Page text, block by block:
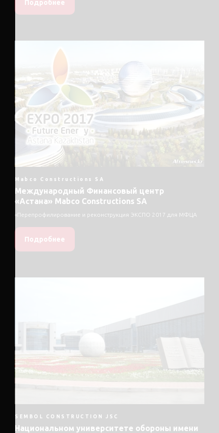
Подробнее
Mabco Constructions SA
Международный Финансовый центр
«Астана» Mabco Constructions SA
«Перепрофилирование и реконструкция ЭКСПО 2017 для МФЦА
Подробнее
SEMBOL CONSTRUCTION JSC
Национальном университете обороны имени